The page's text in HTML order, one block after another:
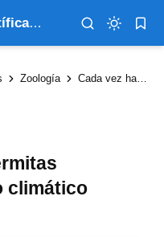
Infoterio - Noticias científicas que explican el mundo
Zoología Cada vez hay más termitas agravando el cambio climático
climático